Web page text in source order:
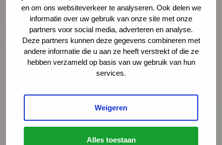
en om ons websiteverkeer te analyseren. Ook delen we
informatie over uw gebruik van onze site met onze
partners voor social media, adverteren en analyse.
Deze partners kunnen deze gegevens combineren met
andere informatie die u aan ze heeft verstrekt of die ze
hebben verzameld op basis van uw gebruik van hun
services.
Weigeren
Alles toestaan
Vroeghulp. En gingen we in gesprek met
coördinatoren, trajectbegeleiders en een
wethouder over de kracht van het netwerk.
Lees meer